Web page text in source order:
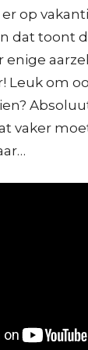
op
dat toont
enige
Leuk om
vaker